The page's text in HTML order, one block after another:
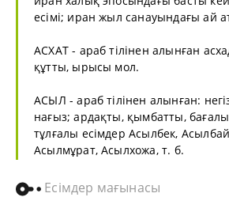
есімі; иран жыл санауындағы ай
АСХАТ - араб тілінен алынған
құтты, ырысы мол.
АСЫЛ - араб тілінен алынған:
нағыз; ардақты, қымбатты,
тұлғалы есімдер Асылбек,
Асылмұрат, Асылхожа, т. б.
Есімдер мағынасы